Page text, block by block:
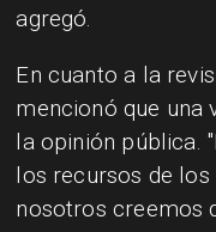
agregó.
En cuanto a la
mencionó que una
la opinión pública.
los recursos de
nosotros creemos